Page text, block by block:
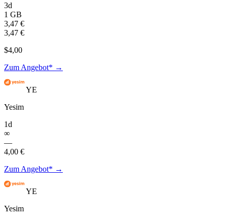
3d
1 GB
3,47 €
3,47 €
$4,00
Zum Angebot* →
YE
Yesim
1d
∞
—
4,00 €
Zum Angebot* →
YE
Yesim